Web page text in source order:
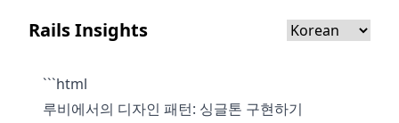
Rails Insights
```html
루비에서의 디자인 패턴: 싱글톤 구현하기